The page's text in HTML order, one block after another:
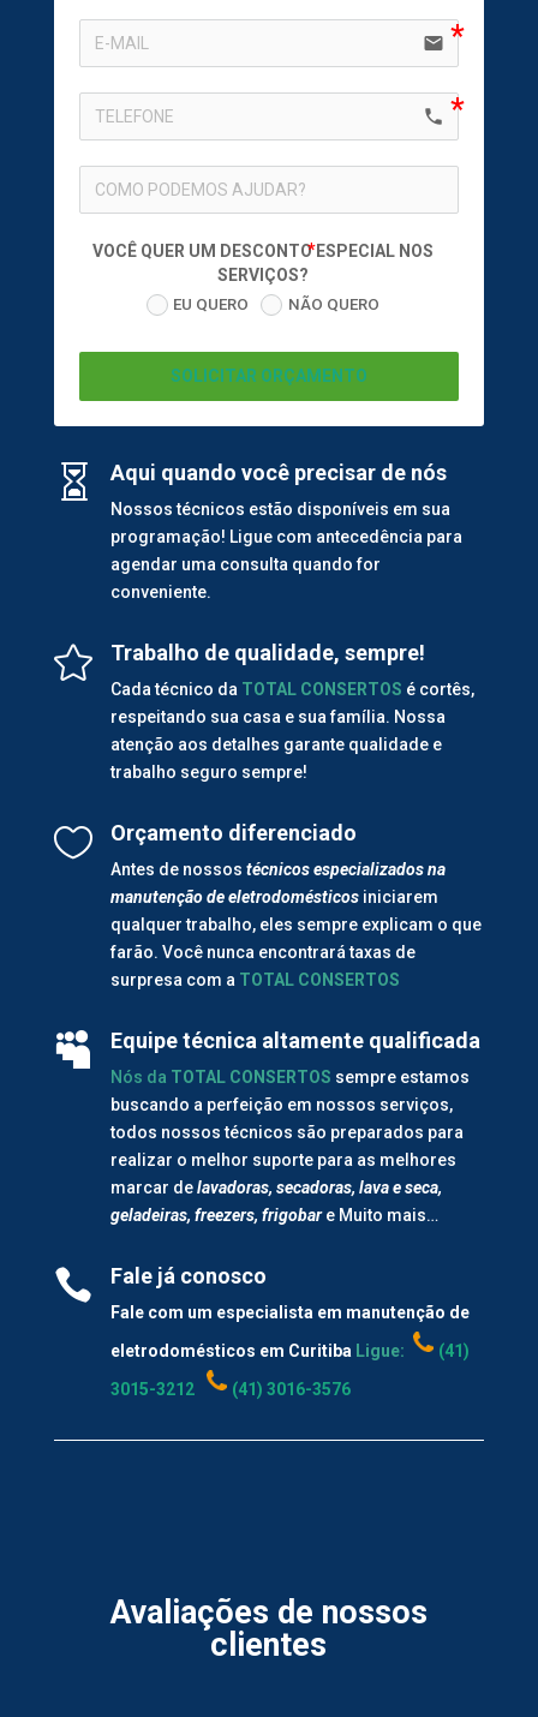
email
local_phone
VOCÊ QUER UM DESCONTO ESPECIAL NOS
SERVIÇOS?
EU QUERO NÃO QUERO
SOLICITAR ORÇAMENTO
 Aqui quando você precisar de nós
Nossos técnicos estão disponíveis em sua
programação! Ligue com antecedência para
agendar uma consulta quando for
conveniente.
 Trabalho de qualidade, sempre!
Cada técnico da TOTAL CONSERTOS é cortês,
respeitando sua casa e sua família. Nossa
atenção aos detalhes garante qualidade e
trabalho seguro sempre!
 Orçamento diferenciado
Antes de nossos técnicos especializados na
manutenção deeletrodomésticosiniciarem
qualquer trabalho, eles sempre explicam o que
farão. Você nunca encontrará taxas de
surpresa com a TOTAL CONSERTOS
 Equipe técnica altamente qualificada
Nós da TOTAL CONSERTOS sempre estamos
buscando a perfeição em nossos serviços,
todos nossos técnicos são preparados para
realizar o melhor suporte para as melhores
marcar delavadoras, secadoras, lava e seca,
geladeiras, freezers, frigobare Muito mais…
 Fale já conosco
Fale com um especialista em manutenção de
eletrodomésticos em Curitiba Ligue:
(41)
3015-3212
(41) 3016-3576
Avaliações de nossos
clientes